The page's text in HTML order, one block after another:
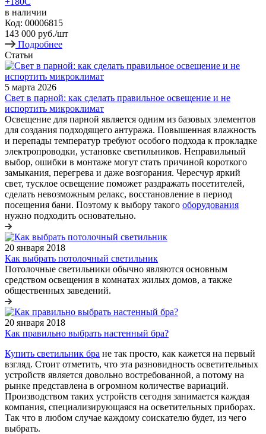
в наличии
Код: 00006815
143 000 руб./шт
Подробнее
Статьи
5 марта 2026
Свет в парной: как сделать правильное освещение и не
испортить микроклимат
Освещение для парной является одним из базовых элементов
для создания подходящего антуража. Повышенная влажность
и перепады температур требуют особого подхода к прокладке
электропроводки, установке светильников. Неправильный
выбор, ошибки в монтаже могут стать причиной короткого
замыкания, перегрева и даже возгорания. Чересчур яркий
свет, тусклое освещение поможет раздражать посетителей,
сделать невозможным релакс, восстановление в период
посещения бани. Поэтому к выбору такого оборудования
нужно подходить основательно.
20 января 2018
Как выбрать потолочный светильник
Потолочные светильники обычно являются основным
средством освещения в комнатах жилых домов, а также
общественных заведений.
20 января 2018
Как правильно выбрать настенный бра?
Купить светильник бра не так просто, как кажется на первый
взгляд. Стоит отметить, что эта разновидность осветительных
устройств является довольно востребованной, а потому на
рынке представлена в огромном количестве вариаций.
Производством таких устройств сегодня занимается каждая
компания, специализирующаяся на осветительных приборах.
Так что в любом случае каждому соискателю будет, из чего
выбрать.